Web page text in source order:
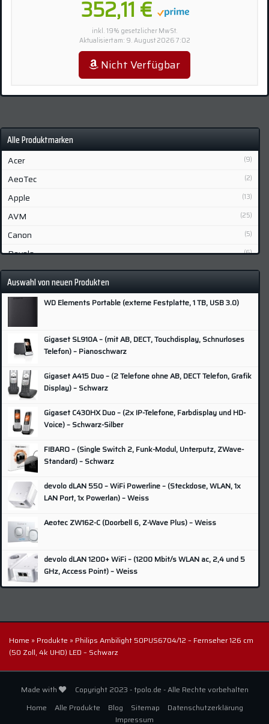
352,11 €
inkl. 19% gesetzlicher MwSt.
Aktualisiert am: 9. August 2026 7:02
Nicht Verfügbar
Alle Produktmarken
Acer (9)
AeoTec (2)
Apple (13)
AVM (25)
Canon (5)
Devolo (6)
Fibaro (2)
Fujifilm
Grundig
Hisense
Huawei
Lenovo
LG
Nikon
Olympus
Pentax
Philips
QNAP
Raspberry (3)
SanDisk (2)
Sonoff (4)
Auswahl von neuen Produkten
WD Elements Portable (externe Festplatte, 1 TB, USB 3.0)
Gigaset SL910A – (mit AB, DECT, Touchdisplay, Schnurloses
Telefon) – Pianoschwarz
Gigaset A415 Duo – (2 Telefone ohne AB, DECT Telefon, Grafik
Display) – Schwarz
Gigaset C430HX Duo – (2x IP-Telefone, Farbdisplay und HD-
Voice) – Schwarz-Silber
FIBARO – (Single Switch 2, Funk-Modul, Unterputz, ZWave-
Standard) – Schwarz
devolo dLAN 550 – WiFi Powerline – (Steckdose, WLAN, 1x
LAN Port, 1x Powerlan) – Weiss
Aeotec ZW162-C (Doorbell 6, Z-Wave Plus) – Weiss
devolo dLAN 1200+ WiFi – (1200 Mbit/s WLAN ac, 2,4 und 5
GHz, Access Point) – Weiss
Home » Produkte » Philips Ambilight 50PUS6704/12 – Fernseher 126 cm
(50 Zoll, 4k UHD) LED – Schwarz
Made with
Copyright 2023 - tpolo.de - Alle Rechte vorbehalten
Home
Alle Produkte Blog Sitemap
Datenschutzerklärung
Impressum